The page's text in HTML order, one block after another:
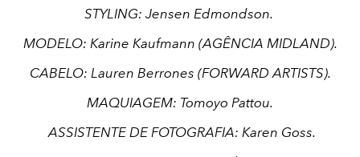
STYLING: Jensen Edmondson.
MODELO: Karine Kaufmann (AGÊNCIA MIDLAND).
CABELO: Lauren Berrones (FORWARD ARTISTS).
MAQUIAGEM: Tomoyo Pattou.
ASSISTENTE DE FOTOGRAFIA: Karen Goss.